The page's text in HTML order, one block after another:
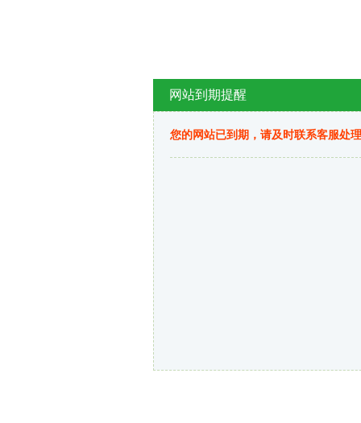
网站到期提醒
您的网站已到期，请及时联系客服处理